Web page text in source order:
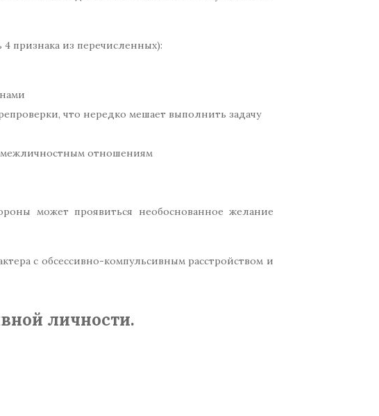
4 признака из перечисленных):
что нередко мешает выполнить задачу
межличностным отношениям
может проявиться необоснованное желание
с обсессивно-компульсивным расстройством и
личности.